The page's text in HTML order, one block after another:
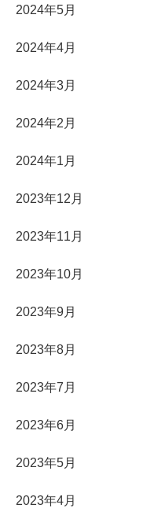
2024年5月
2024年4月
2024年3月
2024年2月
2024年1月
2023年12月
2023年11月
2023年10月
2023年9月
2023年8月
2023年7月
2023年6月
2023年5月
2023年4月